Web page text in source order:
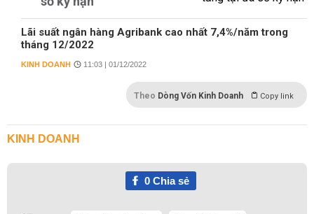
Lãi suất ngân hàng Agribank cao nhất 7,4%/năm trong
tháng 12/2022
KINH DOANH 11:03 | 01/12/2022
Theo Dòng Vốn Kinh Doanh Copy link
KINH DOANH
0Chia sẻ